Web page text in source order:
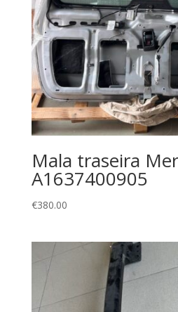
Mala traseira
A1637400905
€380.00